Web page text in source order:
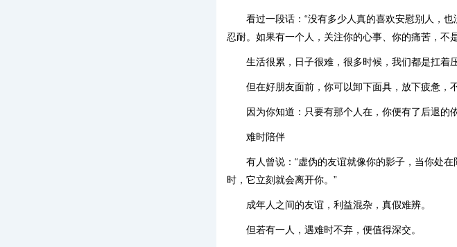
看过一段话：“没有多少人真的喜欢安慰别人，
忍耐。如果有一个人，关注你的心事、你的痛苦，不
生活很累，日子很难，很多时候，我们都是扛着
但在好朋友面前，你可以卸下面具，放下疲惫，
因为你知道：只要有那个人在，你便有了后退的
难时陪伴
有人曾说：“虚伪的友谊就像你的影子，当你处
时，它立刻就会离开你。”
成年人之间的友谊，利益混杂，真假难辨。
但若有一人，遇难时不弃，便值得深交。